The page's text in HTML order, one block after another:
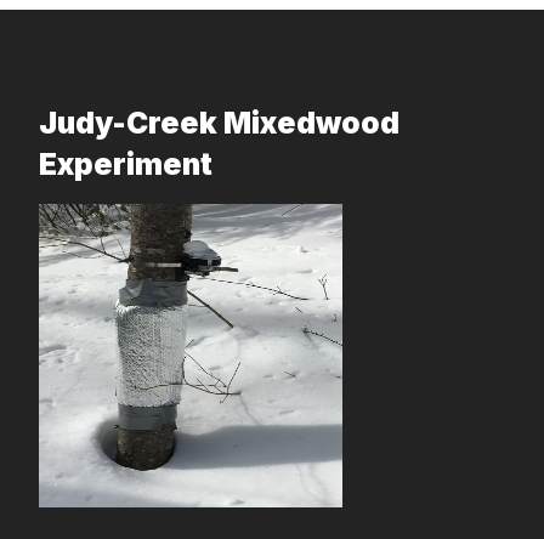
Judy-Creek Mixedwood
Experiment